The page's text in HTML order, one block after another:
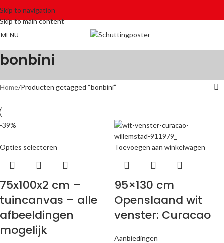
Skip to navigation
Skip to main content
MENU
bonbini
Home Producten getagged “bonbini”
-39%
Opties selecteren
75x100x2 cm –
tuincanvas – alle
afbeeldingen
mogelijk
Toevoegen aan winkelwagen
95×130 cm
Openslaand wit
venster: Curacao
Aanbiedingen